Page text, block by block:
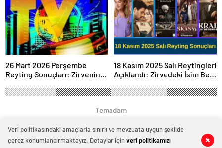
0 0
0 0
26 Mart 2026 Perşembe
Reyting Sonuçları: Zirvenin
18 Kasım 2025 Salı Reytingleri
Açıklandı: Zirvedeki İsim Belli
Temadam
Veri politikasındaki amaçlarla sınırlı ve mevzuata uygun şekilde
çerez konumlandırmaktayız. Detaylar içinveri politikamızı